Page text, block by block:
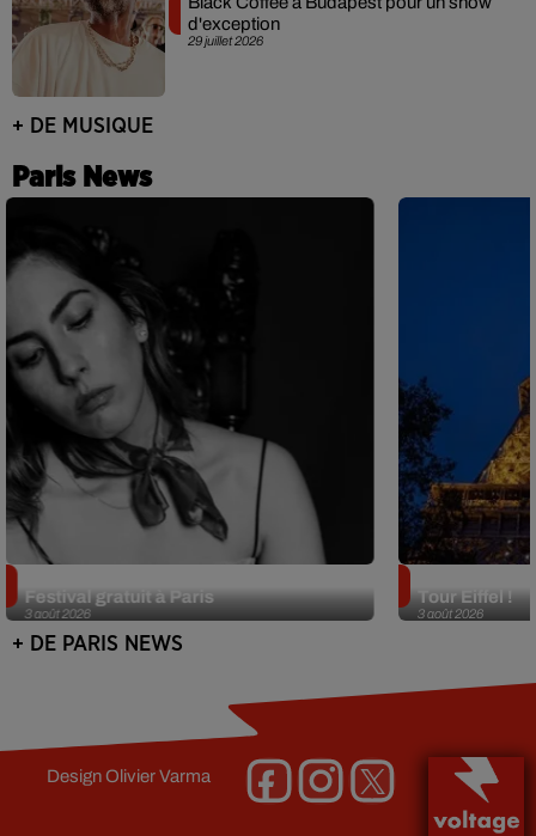
29 juillet 2026
d'exception
+ DE MUSIQUE
Paris News
3 août 2026
Festival gratuit à Paris
3 août 2026
Tour Eiffel !
+ DE PARIS NEWS
DesignOlivier Varma